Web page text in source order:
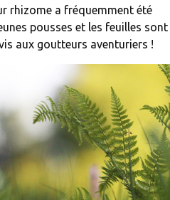
rhizome a fréquemment été
pousses et les feuilles sont
aux goutteurs aventuriers !